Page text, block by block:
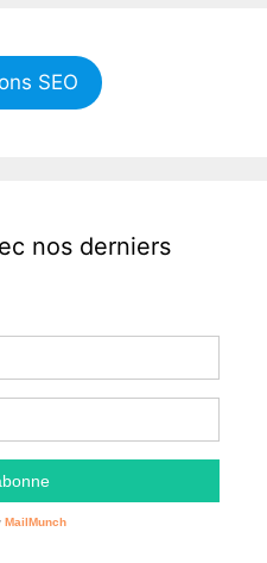
SEO
nos derniers